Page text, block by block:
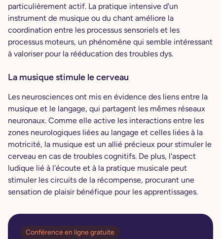
particulièrement actif. La pratique intensive d'un
instrument de musique ou du chant améliore la
coordination entre les processus sensoriels et les
processus moteurs, un phénomène qui semble intéressant
à valoriser pour la rééducation des troubles dys.
La musique stimule le cerveau
Les neurosciences ont mis en évidence des liens entre la
musique et le langage, qui partagent les mêmes réseaux
neuronaux. Comme elle active les interactions entre les
zones neurologiques liées au langage et celles liées à la
motricité, la musique est un allié précieux pour stimuler le
cerveau en cas de troubles cognitifs. De plus, l'aspect
ludique lié à l'écoute et à la pratique musicale peut
stimuler les circuits de la récompense, procurant une
sensation de plaisir bénéfique pour les apprentissages.
Conférence en ligne gratuite